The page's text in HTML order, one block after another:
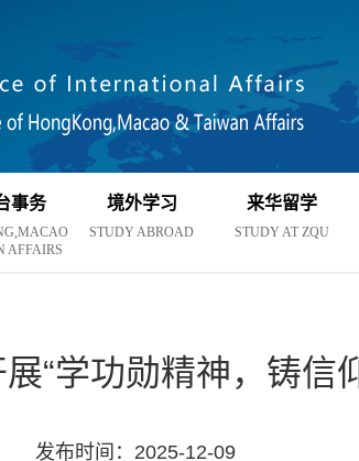
事务
AFFAIRS
境外学习
STUDY ABROAD
来华留学
STUDY AT ZQU
“学功勋精神，铸信
发布时间：2025-12-09